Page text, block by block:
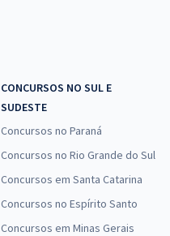
CONCURSOS NO SUL E
SUDESTE
Concursos no Paraná
Concursos no Rio Grande do Sul
Concursos em Santa Catarina
Concursos no Espírito Santo
Concursos em Minas Gerais